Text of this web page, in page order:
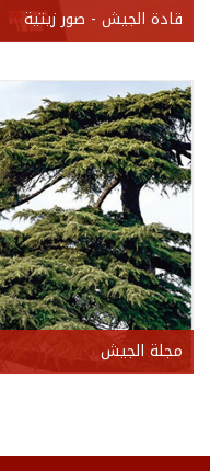
قادة الجيش - صور زيتية
مجلة الجيش